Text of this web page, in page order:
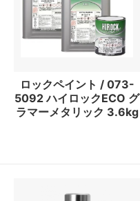
ロックペイント / 073-
5092 ハイロックECO グ
ラマーメタリック 3.6kg